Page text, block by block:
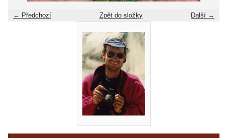
← Předchozí Další →
Zpět do složky